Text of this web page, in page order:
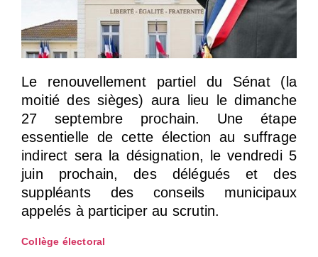
Le renouvellement partiel du Sénat (la
moitié des sièges) aura lieu le dimanche
27 septembre prochain. Une étape
essentielle de cette élection au suffrage
indirect sera la désignation, le vendredi 5
juin prochain, des délégués et des
suppléants des conseils municipaux
appelés à participer au scrutin.
Collège électoral